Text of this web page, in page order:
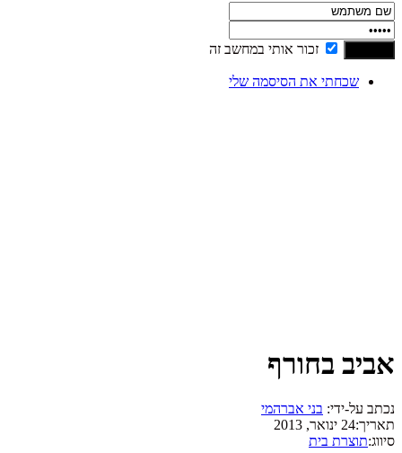
זכור אותי במחשב זה
שכחתי את הסיסמה שלי
אביב בחורף
נכתב על-ידי: בני אברהמי
תאריך:24 ינואר, 2013
סיווג:תוצרת בית